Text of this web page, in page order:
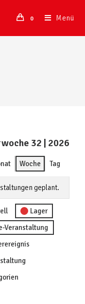
0 Menü
32 | 2026
Woche Tag
geplant.
Lager
Veranstaltung